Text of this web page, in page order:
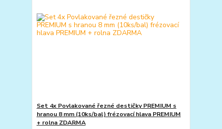
Set 4x Povlakované řezné destičky PREMIUM s
hranou 8 mm (10ks/bal) frézovací hlava PREMIUM
+ rolna ZDARMA